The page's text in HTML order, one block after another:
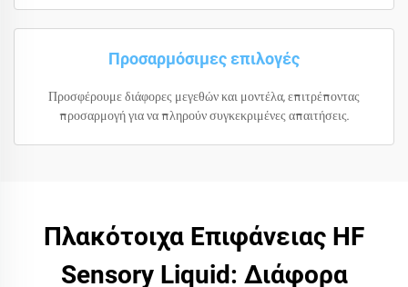
Προσαρμόσιμες επιλογές
Προσφέρουμε διάφορες μεγεθών και μοντέλα, επιτρέποντας
προσαρμογή για να πληρούν συγκεκριμένες απαιτήσεις.
Πλακότοιχα Επιφάνειας HF
Sensory Liquid: Διάφορα